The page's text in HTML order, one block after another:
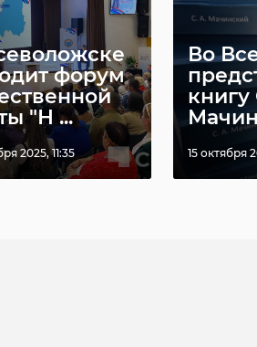
форум
"Н ...
2025, 11:35
Во
книгу
15 октября